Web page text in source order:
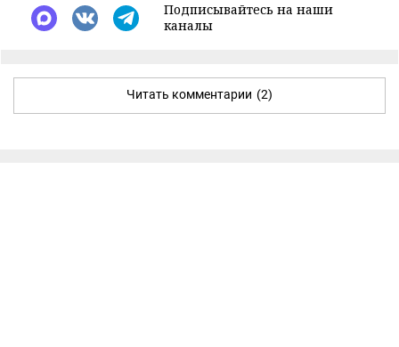
Подписывайтесь на наши
каналы
Читать комментарии (2)